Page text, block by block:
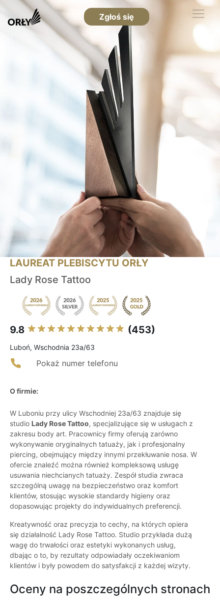
Zgłoś się
LAUREAT PLEBISCYTU ORŁY
Lady Rose Tattoo
9.8 (453)
Luboń, Wschodnia 23a/63
Pokaż numer telefonu
O firmie:
W Luboniu przy ulicy Wschodniej 23a/63 znajduje się
studio Lady Rose Tattoo, specjalizujące się w usługach z
zakresu body art. Pracownicy firmy oferują zarówno
wykonywanie oryginalnych tatuaży, jak i profesjonalny
piercing, obejmujący między innymi przekłuwanie nosa. W
ofercie znaleźć można również kompleksową usługę
usuwania niechcianych tatuaży. Zespół studia zwraca
szczególną uwagę na bezpieczeństwo oraz komfort
klientów, stosując wysokie standardy higieny oraz
dopasowując projekty do indywidualnych preferencji.
Kreatywność oraz precyzja to cechy, na których opiera
się działalność Lady Rose Tattoo. Studio przykłada dużą
wagę do trwałości oraz estetyki wykonanych usług,
dbając o to, by rezultaty odpowiadały oczekiwaniom
klientów i były powodem do satysfakcji z każdej wizyty.
Oceny na poszczególnych stronach